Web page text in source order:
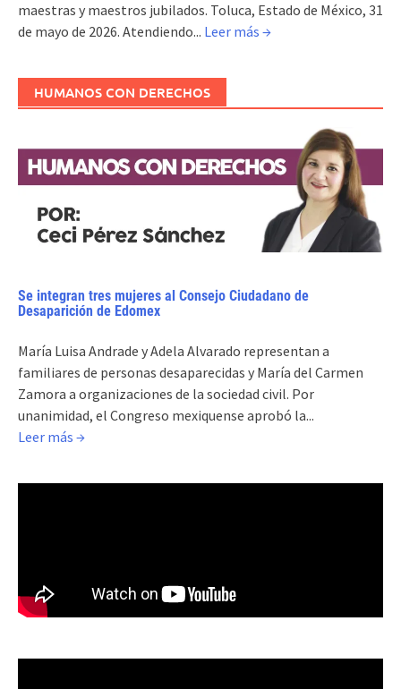
maestras y maestros jubilados. Toluca, Estado de México, 31
de mayo de 2026. Atendiendo... Leer más →
HUMANOS CON DERECHOS
Se integran tres mujeres al Consejo Ciudadano de
Desaparición de Edomex
María Luisa Andrade y Adela Alvarado representan a
familiares de personas desaparecidas y María del Carmen
Zamora a organizaciones de la sociedad civil. Por
unanimidad, el Congreso mexiquense aprobó la...
Leer más →